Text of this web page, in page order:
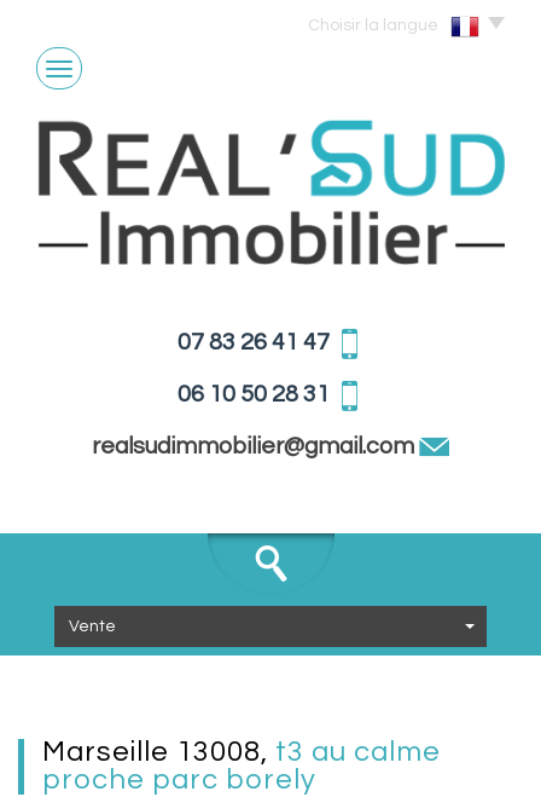
Choisir la langue
07 83 26 41 47
06 10 50 28 31
realsudimmobilier@gmail.com
Vente
marseille 13008, t3 au calme
proche parc borely